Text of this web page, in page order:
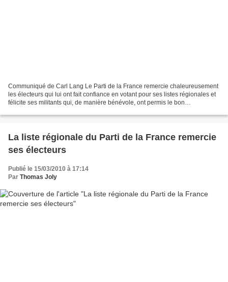
Communiqué de Carl Lang Le Parti de la France remercie chaleureusement
les électeurs qui lui ont fait confiance en votant pour ses listes régionales et
félicite ses militants qui, de manière bénévole, ont permis le bon
La liste régionale du Parti de la France remercie
ses électeurs
Publié le 15/03/2010 à 17:14
Par Thomas Joly